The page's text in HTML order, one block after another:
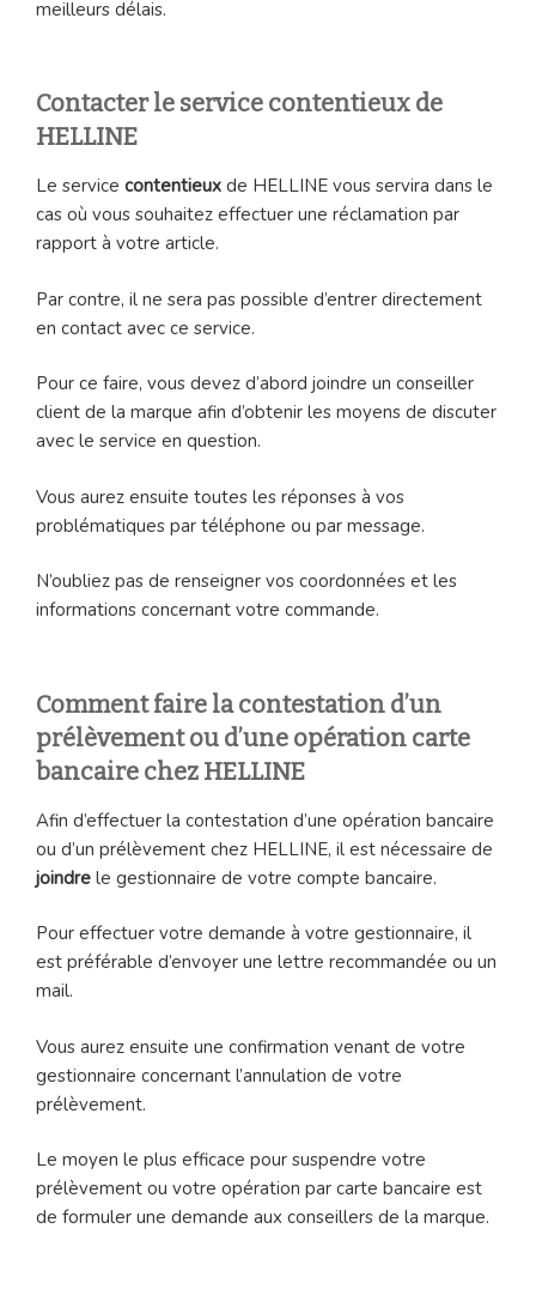
meilleurs délais.
Contacter le service contentieux de
HELLINE
Le service contentieux de HELLINE vous servira dans le
cas où vous souhaitez effectuer une réclamation par
rapport à votre article.
Par contre, il ne sera pas possible d’entrer directement
en contact avec ce service.
Pour ce faire, vous devez d’abord joindre un conseiller
client de la marque afin d’obtenir les moyens de discuter
avec le service en question.
Vous aurez ensuite toutes les réponses à vos
problématiques par téléphone ou par message.
N’oubliez pas de renseigner vos coordonnées et les
informations concernant votre commande.
Comment faire la contestation d’un
prélèvement ou d’une opération carte
bancaire chez HELLINE
Afin d’effectuer la contestation d’une opération bancaire
ou d’un prélèvement chez HELLINE, il est nécessaire de
joindre le gestionnaire de votre compte bancaire.
Pour effectuer votre demande à votre gestionnaire, il
est préférable d’envoyer une lettre recommandée ou un
mail.
Vous aurez ensuite une confirmation venant de votre
gestionnaire concernant l’annulation de votre
prélèvement.
Le moyen le plus efficace pour suspendre votre
prélèvement ou votre opération par carte bancaire est
de formuler une demande aux conseillers de la marque.